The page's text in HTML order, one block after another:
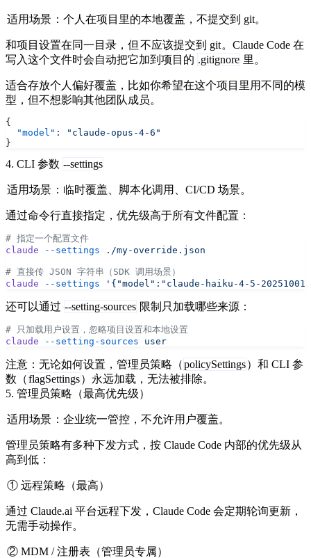
适用场景 ：个人在项目里的本地覆盖，不提交到 git。
和项目设置在同一目录，但 不应该提交到 git 。Claude Code 在
写入这个文件时会自动把它加到项目的 .gitignore 里。
适合存放个人偏好覆盖，比如你希望在这个项目里用不同的模
型，但不想影响其他团队成员。
{
  "model"
:
"claude-opus-4-6"
}
4. CLI 参数 --settings
适用场景 ：临时覆盖、脚本化调用、CI/CD 场景。
通过命令行直接指定，优先级高于所有文件配置：
# 指定一个配置文件
claude --settings ./my-override.json
# 直接传 JSON 字符串（SDK 调用场景）
claude --settings '{"model":"claude-haiku-4-5-
还可以通过 --setting-sources 限制只加载哪些来源：
# 只加载用户设置，忽略项目设置和本地设置
claude --setting-sources user
注意：无论如何设置，管理员策略（policySettings）和 CLI 参
数（flagSettings）永远加载，无法被排除。
5. 管理员策略（最高优先级）
适用场景 ：企业统一管控，不允许用户覆盖。
管理员策略有多种下发方式，按 Claude Code 内部的优先级从
高到低：
① 远程策略（最高）
通过 Claude.ai 平台远程下发，Claude Code 会定期轮询更新，
无需手动操作。
② MDM / 注册表（管理员专属）